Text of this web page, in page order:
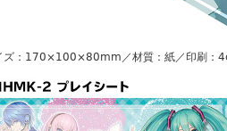
ズ：170×100×80mm／材質：紙／印刷：